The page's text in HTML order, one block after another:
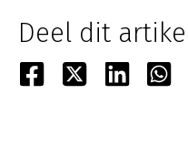
Deel dit